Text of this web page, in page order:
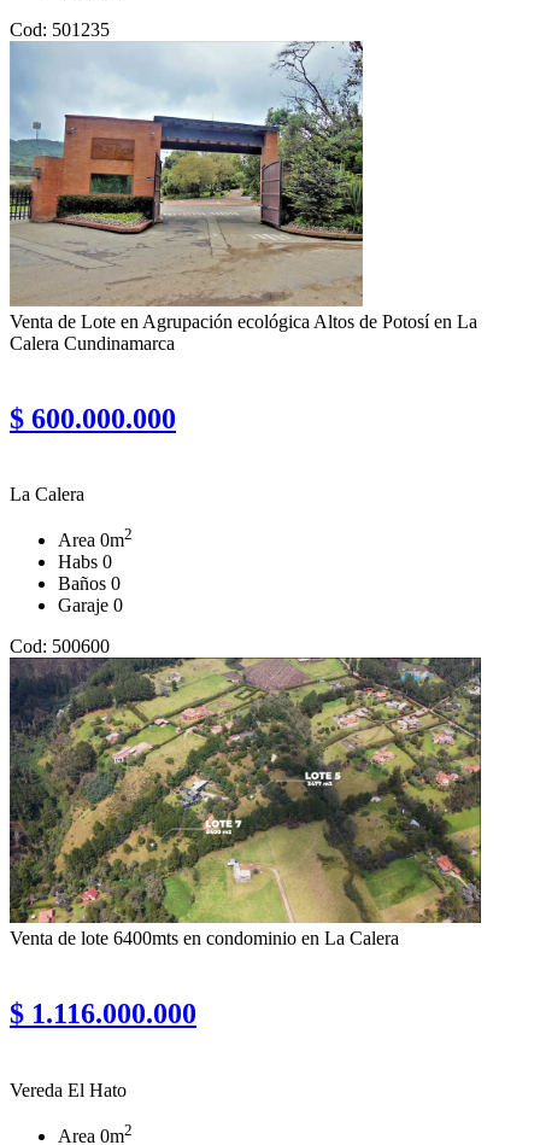
Cod: 501235
Venta de Lote en Agrupación ecológica Altos de Potosí en La
Calera Cundinamarca
$ 600.000.000
La Calera
Area 0m2
Habs 0
Baños 0
Garaje 0
Cod: 500600
Venta de lote 6400mts en condominio en La Calera
$ 1.116.000.000
Vereda El Hato
Area 0m2